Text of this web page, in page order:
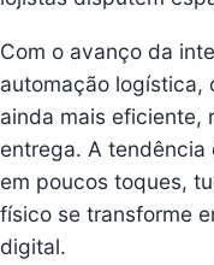
Com o avanço da
automação logística,
ainda mais eficiente,
entrega. A tendência
em poucos toques,
físico se transforme
digital.